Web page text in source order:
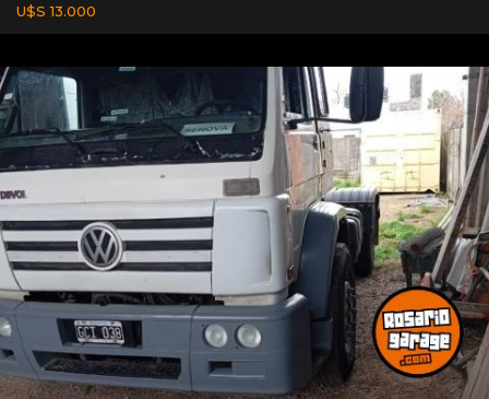
U$S 13.000